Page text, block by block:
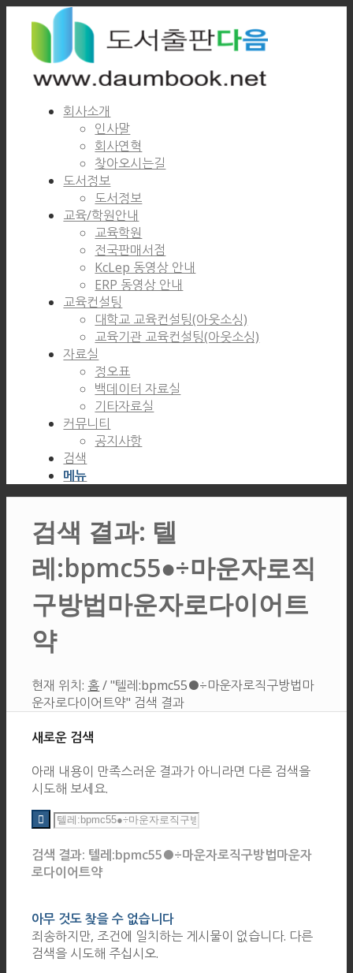
회사소개
인사말
회사연혁
찾아오시는길
도서정보
도서정보
교육/학원안내
교육학원
전국판매서점
KcLep 동영상 안내
ERP 동영상 안내
교육컨설팅
대학교 교육컨설팅(아웃소싱)
교육기관 교육컨설팅(아웃소싱)
자료실
정오표
백데이터 자료실
기타자료실
커뮤니티
공지사항
검색
메뉴
검색 결과: 텔
레:bpmc55●÷마운자로직
구방법마운자로다이어트
약
현재 위치: 홈 / "텔레:bpmc55●÷마운자로직구방법마
운자로다이어트약" 검색 결과
새로운 검색
아래 내용이 만족스러운 결과가 아니라면 다른 검색을
시도해 보세요.
검색 결과: 텔레:bpmc55●÷마운자로직구방법마운자
로다이어트약
아무 것도 찾을 수 없습니다
죄송하지만, 조건에 일치하는 게시물이 없습니다. 다른
검색을 시도해 주십시오.